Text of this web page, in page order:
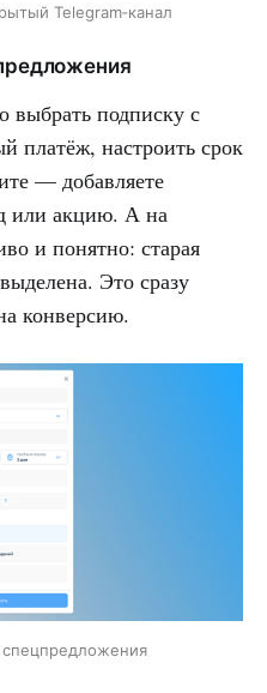
Telegram‑канал
выбрать подписку с
платёж, настроить срок
— добавляете
или акцию. А на
и понятно: старая
Это сразу
конверсию.
спецпредложения